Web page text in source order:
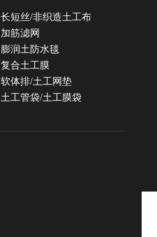
长短丝/非织造土工布
加筋滤网
膨润土防水毯
复合土工膜
软体排/土工网垫
土工管袋/土工膜袋